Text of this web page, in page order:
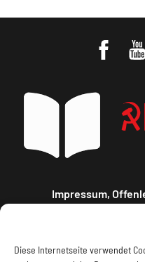
Diese Internetseite verwendet
Impressum,